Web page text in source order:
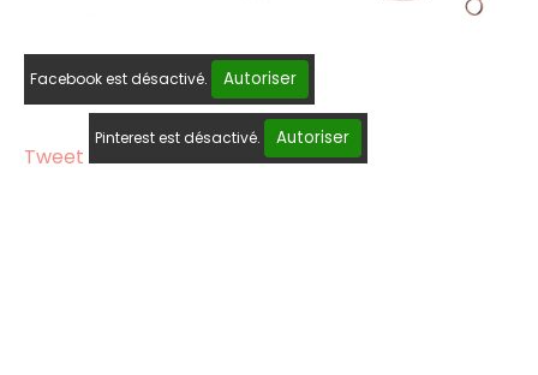
Facebook est désactivé. Autoriser
Tweet
Pinterest est désactivé. Autoriser